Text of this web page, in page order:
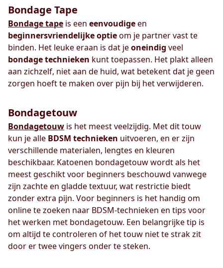
Bondage Tape
Bondage tape is een eenvoudigeen
beginnersvriendelijke optieom je partner vast te
binden. Het leuke eraan is dat jeoneindig veel
bondage technieken kunt toepassen. Het plakt alleen
aan zichzelf, niet aan de huid, wat betekent dat je geen
zorgen hoeft te maken over pijn bij het verwijderen.
Bondagetouw
Bondagetouw is het meest veelzijdig. Met dit touw
kun je alle BDSM technieken uitvoeren, en er zijn
verschillende materialen, lengtes en kleuren
beschikbaar. Katoenen bondagetouw wordt als het
meest geschikt voor beginners beschouwd vanwege
zijn zachte en gladde textuur, wat restrictie biedt
zonder extra pijn. Voor beginners is het handig om
online te zoeken naar BDSM-technieken en tips voor
het werken met bondagetouw. Een belangrijke tip is
om altijd te controleren of het touw niet te strak zit
door er twee vingers onder te steken.